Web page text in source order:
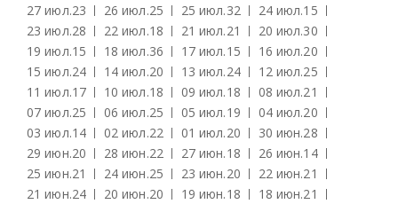
27 июл.23 26 июл.25 25 июл.32 24 июл.15
23 июл.28 22 июл.18 21 июл.21 20 июл.30
19 июл.15 18 июл.36 17 июл.15 16 июл.20
15 июл.24 14 июл.20 13 июл.24 12 июл.25
11 июл.17 10 июл.18 09 июл.18 08 июл.21
07 июл.25 06 июл.25 05 июл.19 04 июл.20
03 июл.14 02 июл.22 01 июл.20 30 июн.28
29 июн.20 28 июн.22 27 июн.18 26 июн.14
25 июн.21 24 июн.25 23 июн.20 22 июн.21
21 июн.24 20 июн.20 19 июн.18 18 июн.21